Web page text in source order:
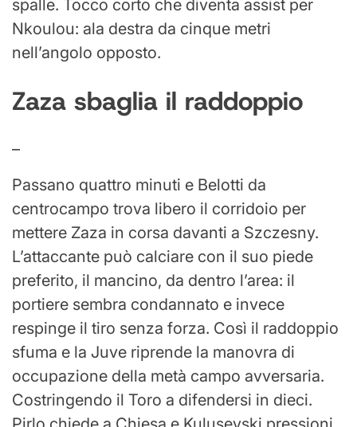
spalle. Tocco corto che diventa assist per
Nkoulou: ala destra da cinque metri
nell’angolo opposto.
Zaza sbaglia il raddoppio
–
Passano quattro minuti e Belotti da
centrocampo trova libero il corridoio per
mettere Zaza in corsa davanti a Szczesny.
L’attaccante può calciare con il suo piede
preferito, il mancino, da dentro l’area: il
portiere sembra condannato e invece
respinge il tiro senza forza. Così il raddoppio
sfuma e la Juve riprende la manovra di
occupazione della metà campo avversaria.
Costringendo il Toro a difendersi in dieci.